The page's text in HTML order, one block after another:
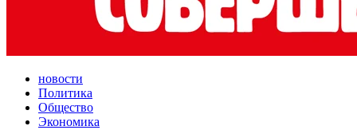
новости
Политика
Общество
Экономика